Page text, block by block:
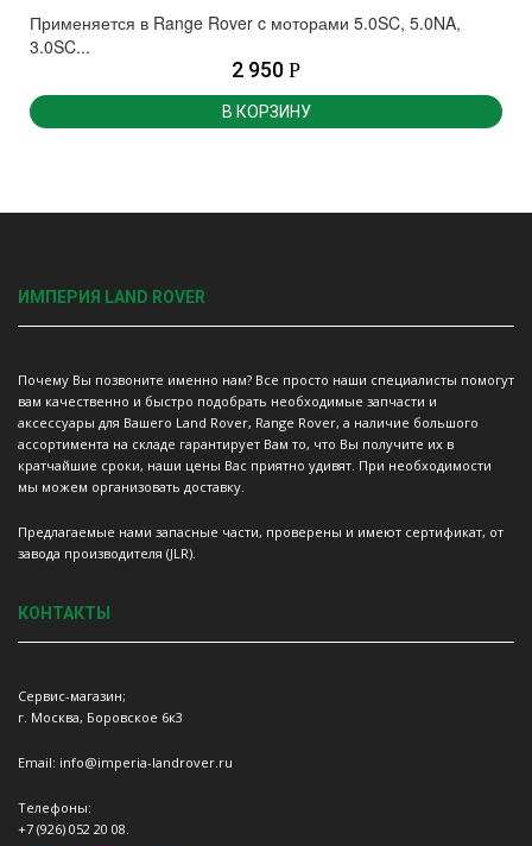
Применяется в Range Rover c моторами 5.0SC, 5.0NA,
3.0SC...
2 950 Р
В КОРЗИНУ
ИМПЕРИЯ LAND ROVER
Почему Вы позвоните именно нам? Все просто наши специалисты помогут
вам качественно и быстро подобрать необходимые запчасти и
аксессуары для Вашего Land Rover, Range Rover, а наличие большого
ассортимента на складе гарантирует Вам то, что Вы получите их в
кратчайшие сроки, наши цены Вас приятно удивят. При необходимости
мы можем организовать доставку.
Предлагаемые нами запасные части, проверены и имеют сертификат, от
завода производителя (JLR).
КОНТАКТЫ
Сервис-магазин;
г. Москва, Боровское 6к3
Email: info@imperia-landrover.ru
Телефоны:
+7 (926) 052 20 08.